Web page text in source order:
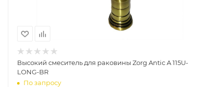
Высокий смеситель для раковины Zorg Antic A 115U-
LONG-BR
По запросу